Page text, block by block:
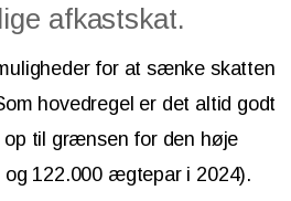
afkastskat.
for at sænke skatten
hovedregel er det altid godt
til grænsen for den høje
og 122.000 ægtepar i 2024).